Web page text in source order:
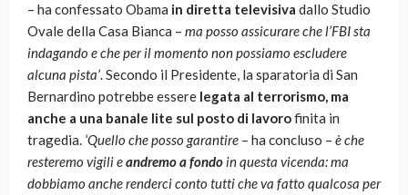
– ha confessato Obama in diretta televisiva dallo Studio
Ovale della Casa Bianca – ma posso assicurare che l’FBI sta
indagando e che per il momento non possiamo escludere
alcuna pista’. Secondo il Presidente, la sparatoria di San
Bernardino potrebbe essere legata al terrorismo, ma
anche a una banale lite sul posto di lavorofinita in
tragedia. ‘Quello che posso garantire – ha concluso – è che
resteremo vigili eandremo a fondoin questa vicenda: ma
dobbiamo anche renderci conto tutti che va fatto qualcosa per